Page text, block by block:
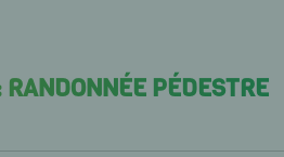
PÉDESTRE